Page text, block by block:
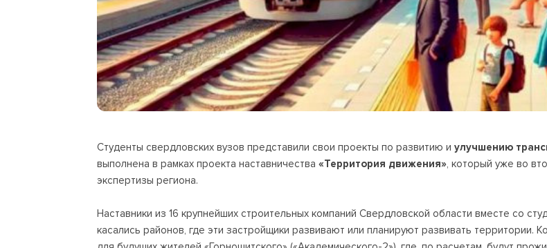
Студенты свердловских вузов представили свои проекты по развитию и улучшению
выполнена в рамках проекта наставничества «Территория движения», который уже во
экспертизы региона.
Наставники из 16 крупнейших строительных компаний Свердловской области вместе со
касались районов, где эти застройщики развивают или планируют развивать территории.